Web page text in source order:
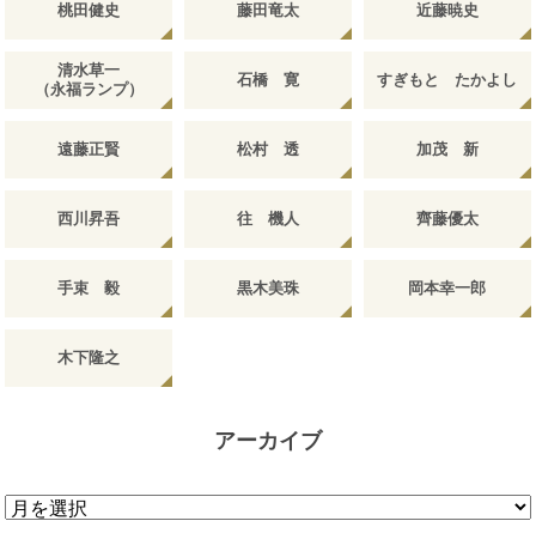
桃田健史 藤田竜太 近藤暁史
清水草一
（永福ランプ）
石橋 寛 すぎもと たかよし
遠藤正賢 松村 透 加茂 新
西川昇吾 往 機人 齊藤優太
手束 毅 黒木美珠 岡本幸一郎
木下隆之
アーカイブ
ア